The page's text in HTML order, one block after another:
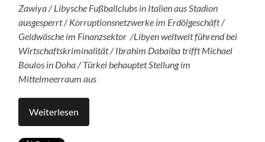
Zawiya / Libysche Fußballclubs in Italien aus Stadion
ausgesperrt / Korruptionsnetzwerke im Erdölgeschäft /
Geldwäsche im Finanzsektor /Libyen weltweit führend bei
Wirtschaftskriminalität / Ibrahim Dabaiba trifft Michael
Boulos in Doha / Türkei behauptet Stellung im
Mittelmeerraum aus
Weiterlesen